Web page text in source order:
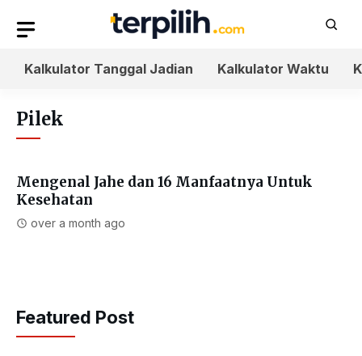
Kalkulator Tanggal Jadian Kalkulator Waktu
Pilek
Mengenal Jahe dan 16 Manfaatnya Untuk
Kesehatan
over a month ago
Featured Post